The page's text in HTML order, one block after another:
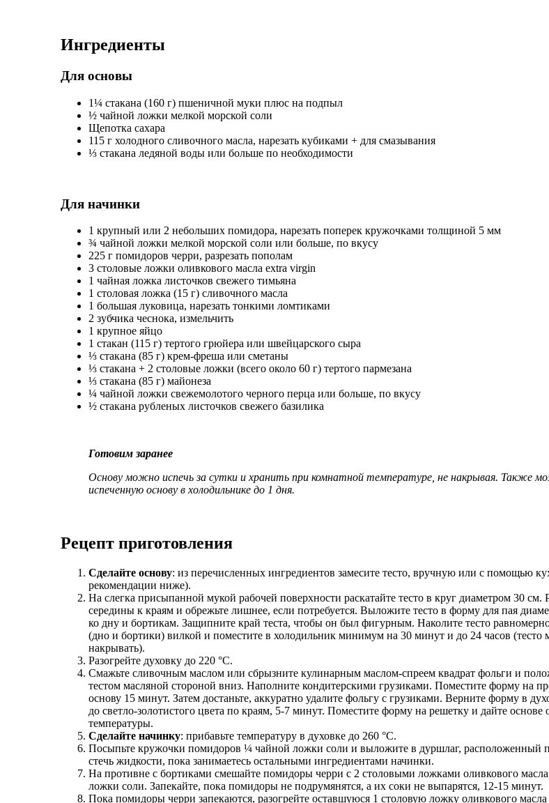
Ингредиенты
Для основы
1¼ стакана (160 г) пшеничной муки плюс на подпыл
½ чайной ложки мелкой морской соли
Щепотка сахара
115 г холодного сливочного масла, нарезать кубиками + для смазывания
⅓ стакана ледяной воды или больше по необходимости
Для начинки
1 крупный или 2 небольших помидора, нарезать поперек кружочками толщиной 5 мм
¾ чайной ложки мелкой морской соли или больше, по вкусу
225 г помидоров черри, разрезать пополам
3 столовые ложки оливкового масла extra virgin
1 чайная ложка листочков свежего тимьяна
1 столовая ложка (15 г) сливочного масла
1 большая луковица, нарезать тонкими ломтиками
2 зубчика чеснока, измельчить
1 крупное яйцо
1 стакан (115 г) тертого грюйера или швейцарского сыра
⅓ стакана (85 г) крем-фреша или сметаны
⅓ стакана + 2 столовые ложки (всего около 60 г) тертого пармезана
⅓ стакана (85 г) майонеза
¼ чайной ложки свежемолотого черного перца или больше, по вкусу
½ стакана рубленых листочков свежего базилика
Готовим заранее
Основу можно испечь за сутки и хранить при комнатной температуре, не накрывая. Также
испеченную основу в холодильнике до 1 дня.
Рецепт приготовления
Сделайте основу: из перечисленных ингредиентов замесите тесто, вручную или с помощью
рекомендации ниже).
На слегка присыпанной мукой рабочей поверхности раскатайте тесто в круг диаметром 30 см.
середины к краям и обрежьте лишнее, если потребуется. Выложите тесто в форму для пая
ко дну и бортикам. Защипните край теста, чтобы он был фигурным. Наколите тесто
(дно и бортики) вилкой и поместите в холодильник минимум на 30 минут и до 24 часов
накрывать).
Разогрейте духовку до 220 °C.
Смажьте сливочным маслом или сбрызните кулинарным маслом-спреем квадрат фольги и
тестом масляной стороной вниз. Наполните кондитерскими грузиками. Поместите форму на
основу 15 минут. Затем достаньте, аккуратно удалите фольгу с грузиками. Верните форму в
до светло-золотистого цвета по краям, 5-7 минут. Поместите форму на решетку и дайте основе
температуры.
Сделайте начинку: прибавьте температуру в духовке до 260 °C.
Посыпьте кружочки помидоров ¼ чайной ложки соли и выложите в дуршлаг, расположенный
стечь жидкости, пока занимаетесь остальными ингредиентами начинки.
На противне с бортиками смешайте помидоры черри с 2 столовыми ложками оливкового
ложки соли. Запекайте, пока помидоры не подрумянятся, а их соки не выпарятся, 12-15 минут.
Пока помидоры черри запекаются, разогрейте оставшуюся 1 столовую ложку оливкового